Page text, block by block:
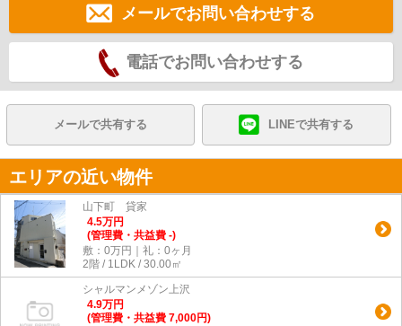
メールでお問い合わせする
電話でお問い合わせする
メールで共有する LINEで共有する
エリアの近い物件
山下町 貸家
4.5万円
(管理費・共益費 -)
敷：0万円｜礼：0ヶ月
2階 / 1LDK / 30.00㎡
シャルマンメゾン上沢
4.9万円
(管理費・共益費 7,000円)